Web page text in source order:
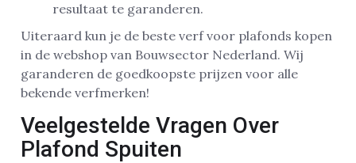
resultaat te garanderen.
Uiteraard kun je de beste verf voor plafonds kopen
in de webshop van Bouwsector Nederland. Wij
garanderen de goedkoopste prijzen voor alle
bekende verfmerken!
Veelgestelde Vragen Over
Plafond Spuiten